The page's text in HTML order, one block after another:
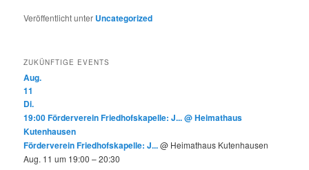
Veröffentlicht unter Uncategorized
ZUKÜNFTIGE EVENTS
Aug.
11
Di.
19:00Förderverein Friedhofskapelle: J...@ Heimathaus
Kutenhausen
Förderverein Friedhofskapelle: J...@ Heimathaus Kutenhausen
Aug. 11 um 19:00 – 20:30